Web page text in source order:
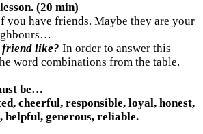
(20 min)
you have friends. Maybe they are your
friend like? In order to answer this
word combinations from the table.
be…
cheerful, responsible, loyal, honest,
helpful, generous, reliable.